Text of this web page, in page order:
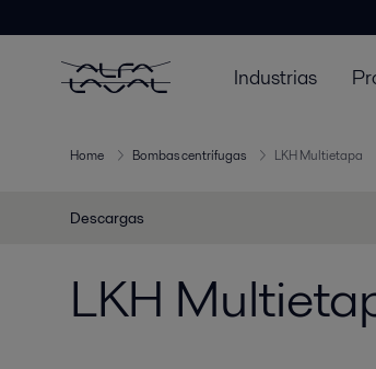
Industrias
Home Bombas centrífugas LKH Multietapa
Descargas
LKH